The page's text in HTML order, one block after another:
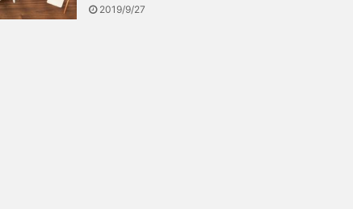
2019/9/27